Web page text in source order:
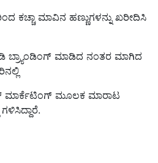
ಕಚ್ಚಾ ಮಾವಿನ ಹಣ್ಣುಗಳನ್ನು ಖರೀದಿಸಿ
ಬ್ರ್ಯಾಂಡಿಂಗ್ ಮಾಡಿದ ನಂತರ ಮಾಗಿದ
ಮಾರ್ಕೆಟಿಂಗ್ ಮೂಲಕ ಮಾರಾಟ